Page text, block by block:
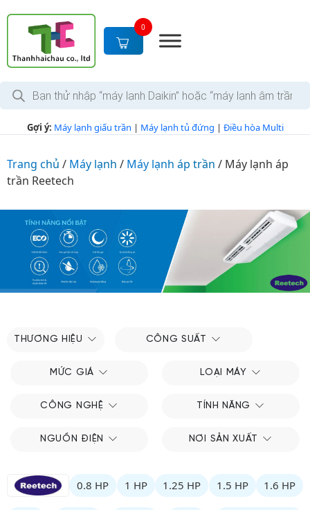
c
t
0
T
m
i
h
Gợi ý: Máy lạnh giấu trần | Máy lạnh tủ đứng | Điều hòa Multi
Trang chủ / Máy lạnh / Máy lạnh áp trần / Máy lạnh áp
trần Reetech
THƯƠNG HIỆU CÔNG SUẤT
MỨC GIÁ LOẠI MÁY
CÔNG NGHỆ TÍNH NĂNG
NGUỒN ĐIỆN NƠI SẢN XUẤT
0.8 HP 1 HP 1.25 HP 1.5 HP 1.6 HP